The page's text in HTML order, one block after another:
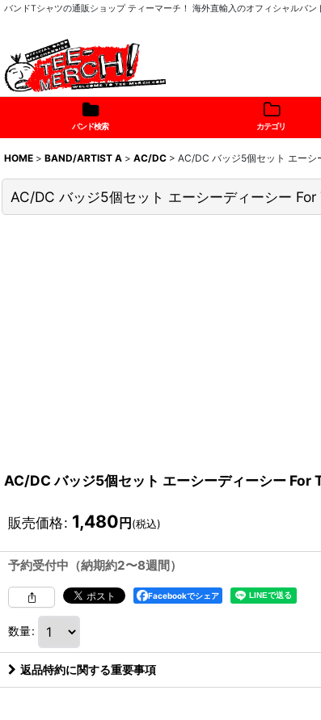
バンドTシャツの通販ショップ ティーマーチ！ 海外直輸入のオフィシャルバ
バンド検索 カテゴリ
HOME > BAND/ARTIST A > AC/DC > AC/DC バッジ5個セット エー
AC/DC バッジ5個セット エーシーディーシー
AC/DC バッジ5個セット エーシーディーシー
販売価格: 1,480 円 (税込)
予約受付中（納期約2〜8週間）
Facebookでシェア
数量:
返品特約に関する重要事項